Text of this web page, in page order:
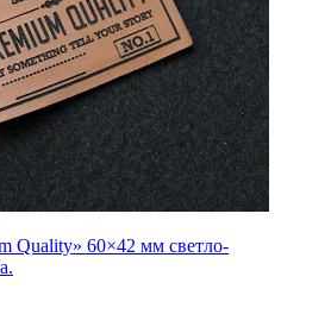
Quality» 60×42 мм светло-